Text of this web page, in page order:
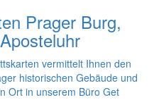
Prager Burg,
vermittelt Ihnen den
historischen Gebäude und
Ort in unserem Büro Get